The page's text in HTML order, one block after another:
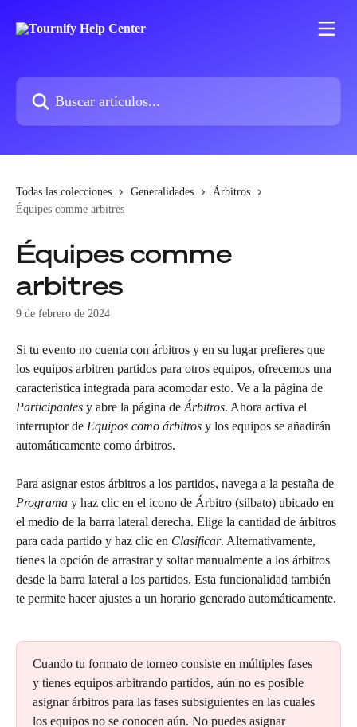
Buscar artículos...
Todas las colecciones Generalidades
Árbitros
Équipes comme arbitres
Équipes comme
arbitres
9 de febrero de 2024
Si tu evento no cuenta con árbitros y en su lugar prefieres que
los equipos arbitren partidos para otros equipos, ofrecemos una
característica integrada para acomodar esto. Ve a la página de
Participantes y abre la página de Árbitros. Ahora activa el
interruptor de Equipos como árbitros y los equipos se añadirán
automáticamente como árbitros.
Para asignar estos árbitros a los partidos, navega a la pestaña de
Programa y haz clic en el icono de Árbitro (silbato) ubicado en
el medio de la barra lateral derecha. Elige la cantidad de árbitros
para cada partido y haz clic en Clasificar. Alternativamente,
tienes la opción de arrastrar y soltar manualmente a los árbitros
desde la barra lateral a los partidos. Esta funcionalidad también
te permite hacer ajustes a un horario generado automáticamente.
Cuando tu formato de torneo consiste en múltiples fases
y tienes equipos arbitrando partidos, aún no es posible
asignar árbitros para las fases subsiguientes en las cuales
los equipos no se conocen aún. No puedes asignar